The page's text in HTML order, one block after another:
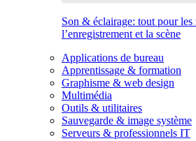
Son & éclairage: tout pour les
l’enregistrement et la scène
Applications de bureau
Apprentissage & formation
Graphisme & web design
Multimédia
Outils & utilitaires
Sauvegarde & image système
Serveurs & professionnels IT